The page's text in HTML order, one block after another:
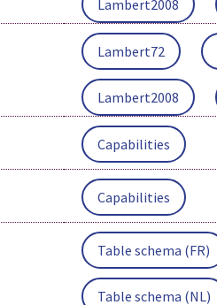
Lambert2008
Lambert72
Lambert2008
Capabilities
Capabilities
Table schema (FR)
Table schema (NL)